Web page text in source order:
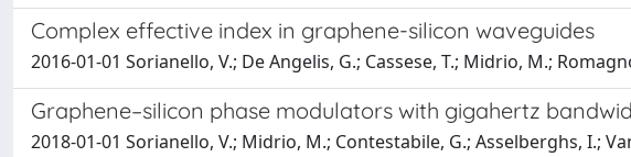
Complex effective index in graphene-silicon waveguides
2016-01-01 Sorianello, V.; De Angelis, G.; Cassese, T.; Midrio, M.;
Graphene–silicon phase modulators with gigahertz
2018-01-01 Sorianello, V.; Midrio, M.; Contestabile, G.; Asselberghs, I.;